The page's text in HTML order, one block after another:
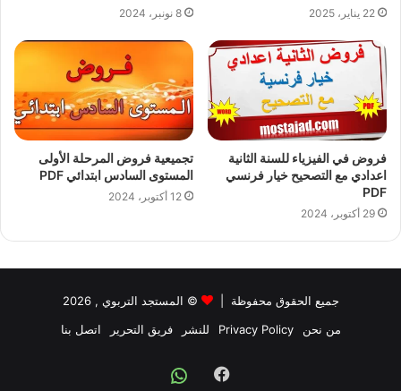
22 يناير، 2025 8 نونبر، 2024
فروض في الفيزياء للسنة الثانية
اعدادي مع التصحيح خيار فرنسي
PDF
29 أكتوبر، 2024
تجميعية فروض المرحلة الأولى
المستوى السادس ابتدائي PDF
12 أكتوبر، 2024
جميع الحقوق محفوظة | © المستجد التربوي , 2026
من نحن
Privacy Policy للنشر فريق التحرير اتصل بنا
Facebook